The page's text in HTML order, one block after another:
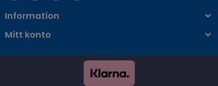
Information
Mitt konto